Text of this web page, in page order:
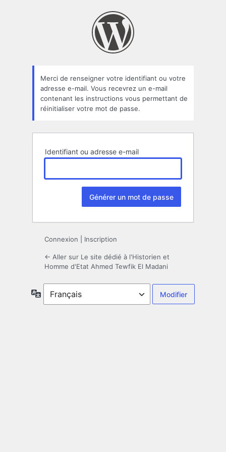
oublié
Merci de renseigner votre identifiant ou votre
adresse e-mail. Vous recevrez un e-mail
contenant les instructions vous permettant de
réinitialiser votre mot de passe.
Identifiant ou adresse e-mail
Connexion Inscription
← Aller sur Le site dédié à l'Historien et
Homme d'Etat Ahmed Tewfik El Madani
Langue